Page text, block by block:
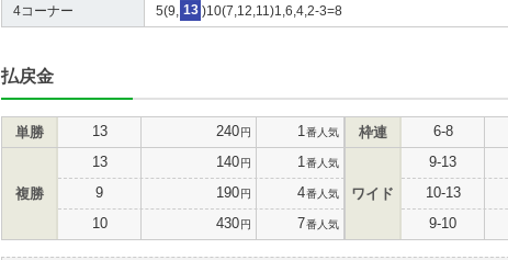
4コーナー 5(9, 13 )10(7,12,11)1,6,4,2-3=8
払戻金
単勝 13 240円 1 番人気
複勝
13 140円 1 番人気
9 190円 4番人気
10 430円 7番人気
枠連 6-8
ワイド
9-13
10-13
9-10